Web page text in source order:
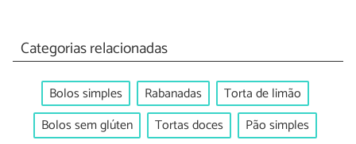
Categorias relacionadas
Bolos simples Rabanadas
Torta de limão
Bolos sem glúten
Tortas doces Pão simples